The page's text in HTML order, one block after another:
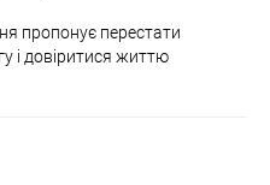
пропонує перестати
і довіритися життю